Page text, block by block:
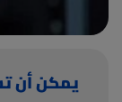
أعلن معنا
يمكن أن